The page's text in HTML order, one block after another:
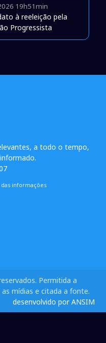
19h51min
à reeleição pela
Progressista
a todo o tempo,
das informações
Permitida a
mídias e citada a fonte.
desenvolvido por ANSIM